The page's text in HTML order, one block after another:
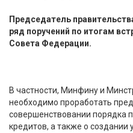
Председатель
ряд поручений по итогам
Совета Федерации.
В частности, Минфину и
необходимо проработать
совершенствовании порядка
кредитов, а также о создании